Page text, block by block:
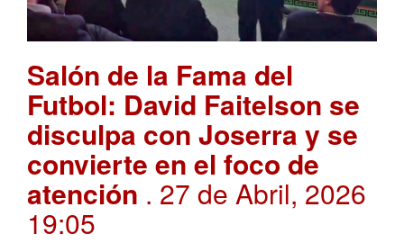
Salón de la Fama del
Futbol: David Faitelson se
disculpa con Joserra y se
convierte en el foco de
atención . 27 de Abril, 2026
19:05